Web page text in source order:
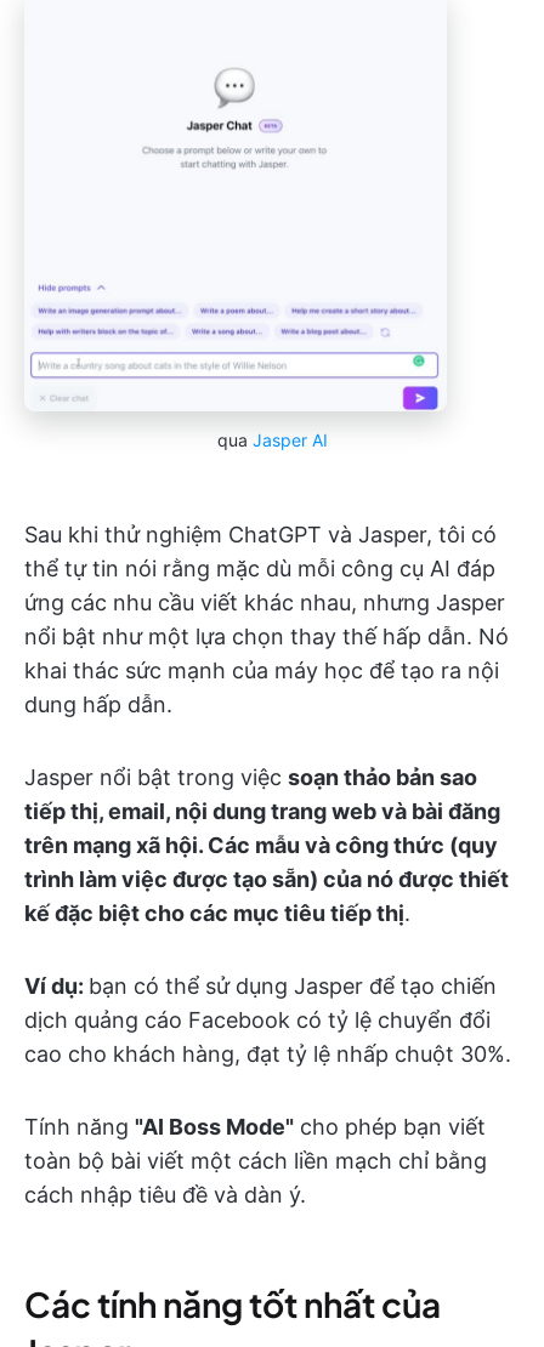
qua Jasper AI
Sau khi thử nghiệm ChatGPT và Jasper, tôi có
thể tự tin nói rằng mặc dù mỗi công cụ AI đáp
ứng các nhu cầu viết khác nhau, nhưng Jasper
nổi bật như một lựa chọn thay thế hấp dẫn. Nó
khai thác sức mạnh của máy học để tạo ra nội
dung hấp dẫn.
Jasper nổi bật trong việc soạn thảo bản sao
tiếp thị, email, nội dung trang web và bài đăng
trên mạng xã hội. Các mẫu và công thức (quy
trình làm việc được tạo sẵn) của nó được thiết
kế đặc biệt cho các mục tiêu tiếp thị.
Ví dụ: bạn có thể sử dụng Jasper để tạo chiến
dịch quảng cáo Facebook có tỷ lệ chuyển đổi
cao cho khách hàng, đạt tỷ lệ nhấp chuột 30%.
Tính năng "AI Boss Mode" cho phép bạn viết
toàn bộ bài viết một cách liền mạch chỉ bằng
cách nhập tiêu đề và dàn ý.
Các tính năng tốt nhất của